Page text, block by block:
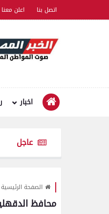
اتصل بنا اعلن معنا
اخبار
عاجل
الصفحة الرئيسية
محافظ